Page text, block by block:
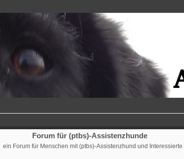
Forum für (ptbs)-Assistenzhunde
ein Forum für Menschen mit (ptbs)-Assistenzhund und Interessierte